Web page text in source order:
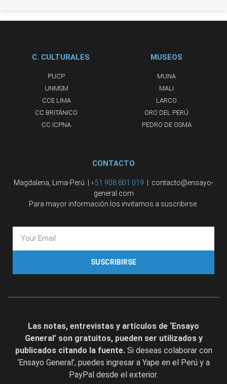
C. CULTURALES
PUCP
UNMSM
CCE LIMA
CC BRITÁNICO
CC ICPNA
MUSEOS
MUNA
MALI
LARCO
ORO DEL PERÚ
PEDRO DE OSMA
CONTACTO
Magdalena, Lima-Perú | +51 908 801 019 | contacto@ensayo-
general.com
Para mayor información los invitamos a suscribirse.
SUSCRIBIRSE
Las notas, entrevistas y artículos de ‘Ensayo
General’ son gratuitos, pueden ser utilizados y
publicados citando la fuente. Si deseas colaborar con
‘Ensayo General’, puedes ingresar a Yape en el Perú y a
PayPal desde el exterior.